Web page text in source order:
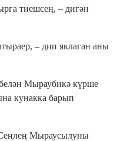
тиешсең, – дигән
– дип яклаган аны
Мыраубикә күрше
кунакка барып
Мыраусылуны